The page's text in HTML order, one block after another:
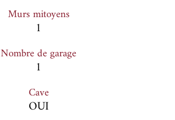
Murs mitoyens
1
Nombre de garage
1
Cave
OUI